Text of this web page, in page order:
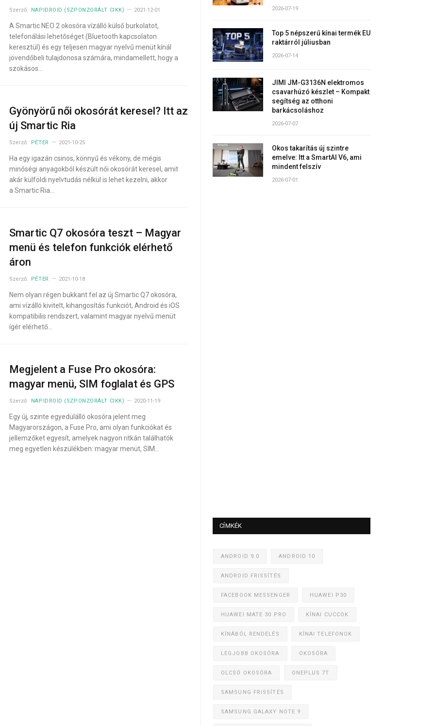
Szerző: NAPIDROID (SZPONZORÁLT CIKK) 2021-12-01
A Smartic NEO 2 okosóra vízálló külső burkolatot,
telefonálási lehetőséget (Bluetooth kapcsolaton
keresztül) és egy teljesen magyar nyelvű menüt kínál
jövendőbeli tulajdonosa számára, mindamellett, hogy a
szokásos…
Gyönyörű női okosórát keresel? Itt az
új Smartic Ria
Szerző: PÉTER 2021-10-25
Ha egy igazán csinos, könnyű és vékony, de mégis
minőségi anyagokból készült női okosórát keresel, amit
akár külföldi nyelvtudás nélkül is lehet kezelni, akkor
a Smartic Ria…
Smartic Q7 okosóra teszt – Magyar
menü és telefon funkciók elérhető
áron
Szerző: PÉTER 2021-10-18
Nem olyan régen bukkant fel az új Smartic Q7 okosóra,
ami vízálló kivitelt, kihangosítás funkciót, Android és iOS
kompatibilis rendszert, valamint magyar nyelvű menüt
ígér elérhető…
Megjelent a Fuse Pro okosóra:
magyar menü, SIM foglalat és GPS
Szerző: NAPIDROID (SZPONZORÁLT CIKK) 2020-11-19
Egy új, szinte egyedülálló okosóra jelent meg
Magyarországon, a Fuse Pro, ami olyan funkciókat és
jellemzőket egyesít, amelyek nagyon ritkán találhatók
meg egyetlen készülékben: magyar menüt, SIM…
2026-07-19
Top 5 népszerű kínai termék EU
raktárról júliusban
2026-07-14
JIMI JM-G3136N elektromos
csavarhúzó készlet – Kompakt
segítség az otthoni
barkácsoláshoz
2026-07-07
Okos takarítás új szintre
emelve: Itt a SmartAI V6, ami
mindent felszív
2026-07-01
CÍMKÉK
ANDROID 9.0 ANDROID 10
ANDROID FRISSÍTÉS
FACEBOOK MESSENGER HUAWEI P30
HUAWEI MATE 30 PRO KÍNAI CUCCOK
KÍNÁBÓL RENDELÉS KÍNAI TELEFONOK
LEGJOBB OKOSÓRA OKOSÓRA
OLCSÓ OKOSÓRA ONEPLUS 7T
SAMSUNG FRISSÍTÉS
SAMSUNG GALAXY NOTE 9